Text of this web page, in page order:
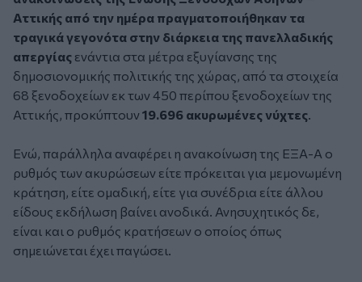
Αττικής από την ημέρα πραγματοποιήθηκαν τα
τραγικά γεγονότα στην διάρκεια της πανελλαδικής
απεργίας ενάντια στα μέτρα εξυγίανσης της
δημοσιονομικής πολιτικής της χώρας, από τα στοιχεία
68 ξενοδοχείων εκ των 450 περίπου ξενοδοχείων της
Αττικής, προκύπτουν 19.696 ακυρωμένες νύχτες.
Ενώ, παράλληλα αναφέρει η ανακοίνωση της ΕΞΑ-Α ο
ρυθμός των ακυρώσεων είτε πρόκειται για μεμονωμένη
κράτηση, είτε ομαδική, είτε για συνέδρια είτε άλλου
είδους εκδήλωση βαίνει ανοδικά. Ανησυχητικός δε,
είναι και ο ρυθμός κρατήσεων ο οποίος όπως
σημειώνεται έχει παγώσει.